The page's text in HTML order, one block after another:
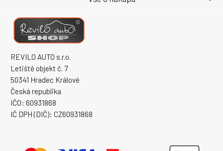
REVILO AUTO s.r.o.
Letiště objekt č. 7
50341 Hradec Králové
Česká republika
IČO: 60931868
IČ DPH (DIČ): CZ60931868